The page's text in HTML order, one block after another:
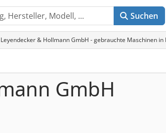
Suchen
Leyendecker & Hollmann GmbH - gebrauchte Maschinen in
GmbH